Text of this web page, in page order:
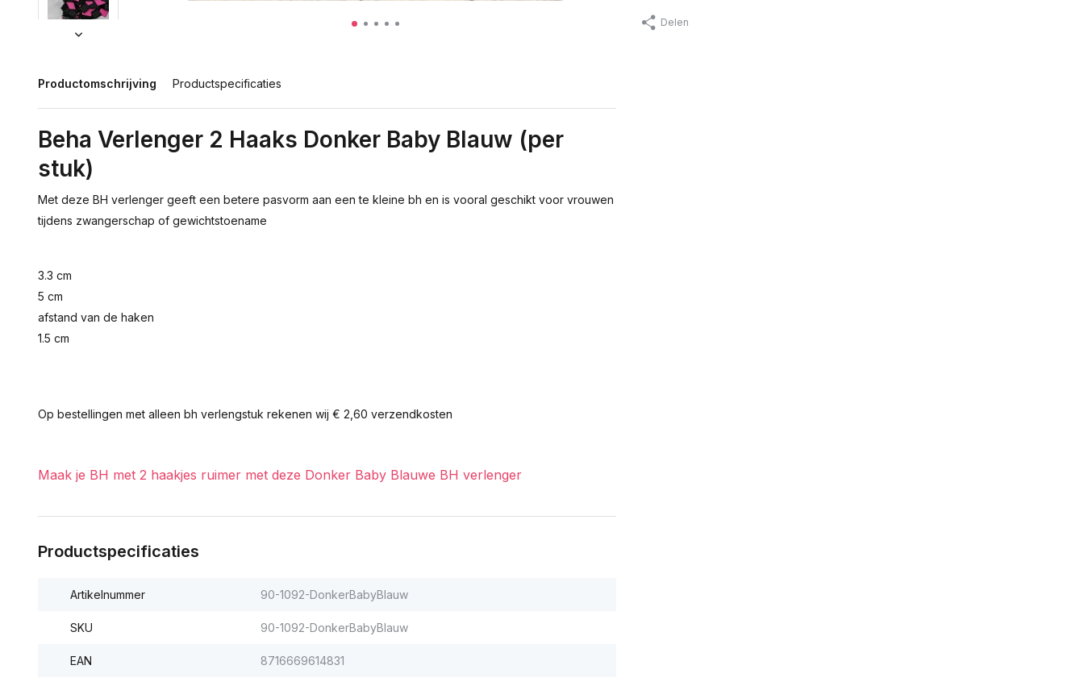
Productomschrijving Productspecificaties
Beha Verlenger 2 Haaks Donker Baby Blauw (per
stuk)
Met deze BH verlenger geeft een betere pasvorm aan een te kleine bh en is vooral geschikt voor vrouwen
tijdens zwangerschap of gewichtstoename
3.3 cm
5 cm
afstand van de haken
1.5 cm
Op bestellingen met alleen bh verlengstuk rekenen wij € 2,60 verzendkosten
Maak je BH met 2 haakjes ruimer met deze Donker Baby Blauwe BH verlenger
Productspecificaties
Artikelnummer 90-1092-DonkerBabyBlauw
SKU 90-1092-DonkerBabyBlauw
EAN 8716669614831
Delen